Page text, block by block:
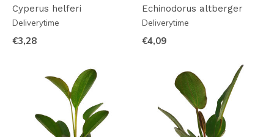
Cyperus helferi
Deliverytime
€3,28
Echinodorus altberger
Deliverytime
€4,09